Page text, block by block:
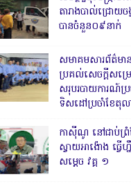
តារាងបាល់ជ្រោយច
បានចំនួន០៩នាក់
សមាគមសារព័ត៌មា
ប្រគល់សេចក្តីសម្
សរុបរបាយការណ៍ប្រ
ទិសដៅប្រចាំខែតុល
កាសុីណូ នៅជាប់ព្
ស្វាយអាង៉ោង ធ្វ
សម្ដេច វគ្គ ១